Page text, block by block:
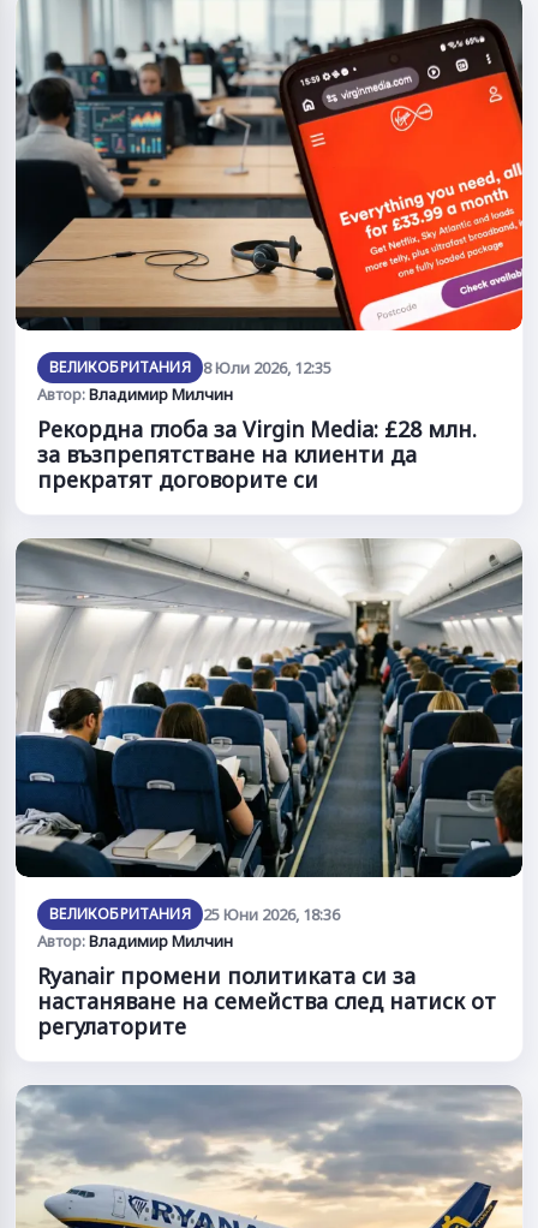
ВЕЛИКОБРИТАНИЯ
8 Юли 2026, 12:35
Автор:Владимир Милчин
Рекордна глоба за Virgin Media: £28 млн.
за възпрепятстване на клиенти да
прекратят договорите си
ВЕЛИКОБРИТАНИЯ
25 Юни 2026, 18:36
Автор:Владимир Милчин
Ryanair промени политиката си за
настаняване на семейства след натиск от
регулаторите